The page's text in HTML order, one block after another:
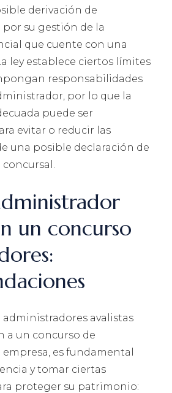
derivación de
su gestión de la
que cuente con una
ley establece ciertos límites
responsabilidades
por lo que la
puede ser
evitar o reducir las
una posible declaración de
un concurso
administradores avalistas
a un concurso de
es fundamental
y tomar ciertas
proteger su patrimonio: